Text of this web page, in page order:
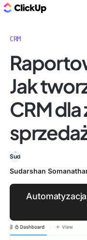
CRM
Jak
CRM dla
Sudarshan